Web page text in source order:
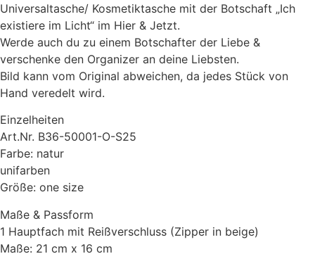
Universaltasche/ Kosmetiktasche mit der Botschaft „Ich
existiere im Licht“ im Hier & Jetzt.
Werde auch du zu einem Botschafter der Liebe &
verschenke den Organizer an deine Liebsten.
Bild kann vom Original abweichen, da jedes Stück von
Hand veredelt wird.
Einzelheiten
Art.Nr. B36-50001-O-S25
Farbe: natur
unifarben
Größe: one size
Maße & Passform
1 Hauptfach mit Reißverschluss (Zipper in beige)
Maße: 21 cm x 16 cm